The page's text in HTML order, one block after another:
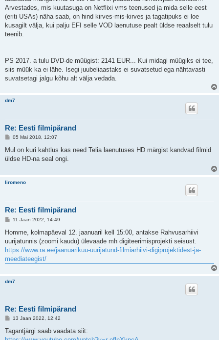
Arvestades, mis kuutasuga on Netflixi vms teenused ja mida selle eest
(eriti USAs) näha saab, on hind kirves-mis-kirves ja tagatipuks ei loe
kusagilt välja, kui palju EFI selle VOD laenutuse pealt üldse reaalselt tulu
teenib.
PS 2017. a tulu DVD-de müügist: 2141 EUR... Kui midagi müügiks ei tee,
siis müük ka ei lähe. Isegi juubeliaastaks ei suvatsetud ega nähtavasti
suvatsetagi jalgu kõhu alt välja vedada.
dm7
Re: Eesti filmipärand
P
s
i
05 Mai 2018, 12:07
Mul on kuri kahtlus kas need Telia laenutuses HD märgist kandvad filmid
üldse HD-na seal ongi.
liromeno
Re: Eesti filmipärand
P
s
i
t
u
s
11 Jaan 2022, 14:49
Homme, kolmapäeval 12. jaanuaril kell 15:00, antakse Rahvusarhiivi
uurijatunnis (zoomi kaudu) ülevaade mh digiteerimisprojekti seisust.
https://www.ra.ee/jaanuarikuu-uurijatund-filmiarhiivi-digiprojektidest-ja-
meediateegist/
dm7
Re: Eesti filmipärand
P
s
13 Jaan 2022, 12:42
Tagantjärgi saab vaadata siit: